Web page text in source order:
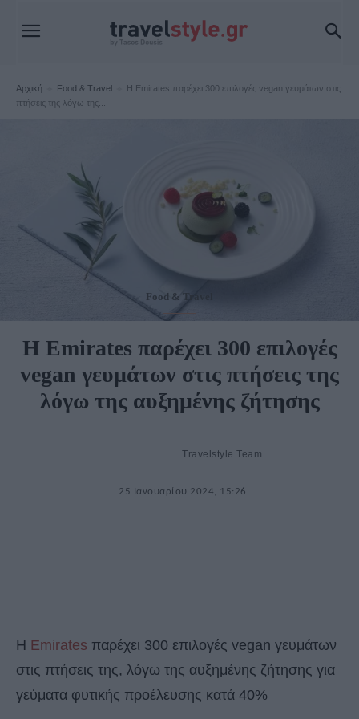
Αρχική Food & Travel
Η Emirates παρέχει 300 επιλογές vegan γευμάτων στις
πτήσεις της λόγω της...
Food & Travel
Η Emirates παρέχει 300 επιλογές
vegan γευμάτων στις πτήσεις της
λόγω της αυξημένης ζήτησης
Travelstyle Team
25 Ιανουαρίου 2024, 15:26
Η Emirates παρέχει 300 επιλογές vegan γευμάτων
στις πτήσεις της, λόγω της αυξημένης ζήτησης για
γεύματα φυτικής προέλευσης κατά 40%